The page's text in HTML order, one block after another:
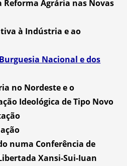
Reforma Agrária nas Novas
à Indústria e ao
Nacional e dos
no Nordeste e o
Ideológica de Tipo Novo
numa Conferência de
Xansi-Sui-Iuan